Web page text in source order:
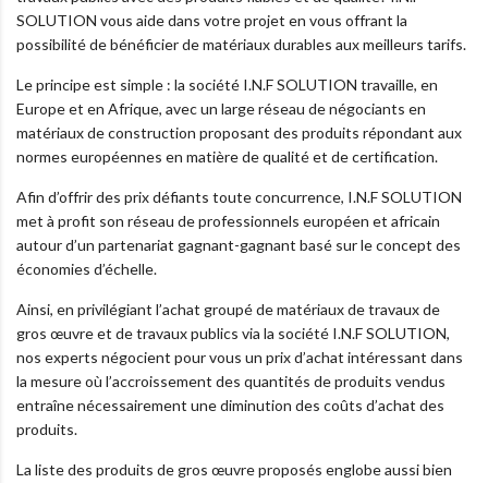
SOLUTION vous aide dans votre projet en vous offrant la
possibilité de bénéficier de matériaux durables aux meilleurs tarifs.
Le principe est simple : la société I.N.F SOLUTION travaille, en
Europe et en Afrique, avec un large réseau de négociants en
matériaux de construction proposant des produits répondant aux
normes européennes en matière de qualité et de certification.
Afin d’offrir des prix défiants toute concurrence, I.N.F SOLUTION
met à profit son réseau de professionnels européen et africain
autour d’un partenariat gagnant-gagnant basé sur le concept des
économies d’échelle.
Ainsi, en privilégiant l’achat groupé de matériaux de travaux de
gros œuvre et de travaux publics via la société I.N.F SOLUTION,
nos experts négocient pour vous un prix d’achat intéressant dans
la mesure où l’accroissement des quantités de produits vendus
entraîne nécessairement une diminution des coûts d’achat des
produits.
La liste des produits de gros œuvre proposés englobe aussi bien